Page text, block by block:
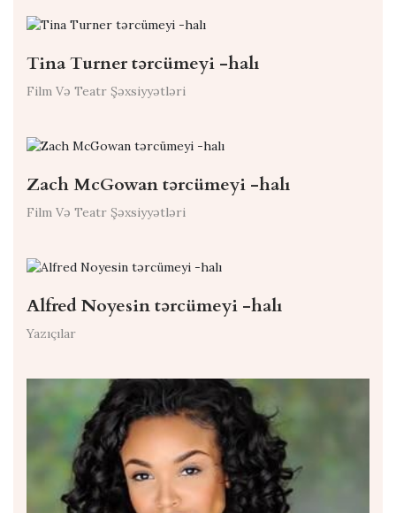
Tina Turner tərcümeyi -halı
Film Və Teatr Şəxsiyyətləri
Zach McGowan tərcümeyi -halı
Film Və Teatr Şəxsiyyətləri
Alfred Noyesin tərcümeyi -halı
Yazıçılar